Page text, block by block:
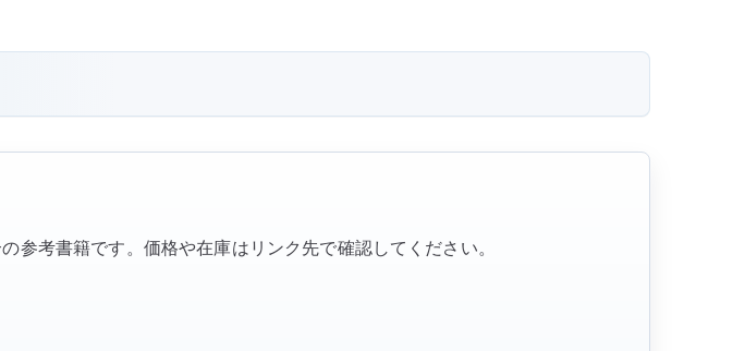
考書籍です。価格や在庫はリンク先で確認してください。